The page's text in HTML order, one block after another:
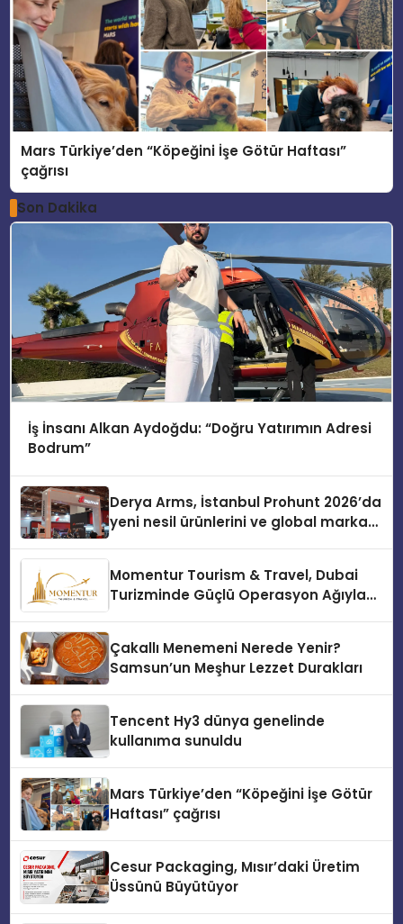
Mars Türkiye’den “Köpeğini İşe Götür Haftası”
çağrısı
Son Dakika
İş İnsanı Alkan Aydoğdu: “Doğru Yatırımın Adresi
Bodrum”
Derya Arms, İstanbul Prohunt 2026’da
yeni nesil ürünlerini ve global marka
Momentur Tourism & Travel, Dubai
Turizminde Güçlü Operasyon Ağıyla
Çakallı Menemeni Nerede Yenir?
Samsun’un Meşhur Lezzet Durakları
Tencent Hy3 dünya genelinde
kullanıma sunuldu
Mars Türkiye’den “Köpeğini İşe Götür
Haftası” çağrısı
Cesur Packaging, Mısır’daki Üretim
Üssünü Büyütüyor